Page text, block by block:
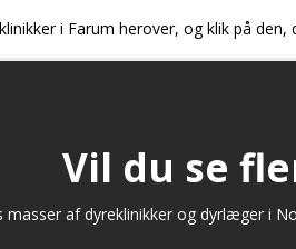
i Farum herover, og klik på
Vil du se
masser af dyreklinikker og dyrlæger i